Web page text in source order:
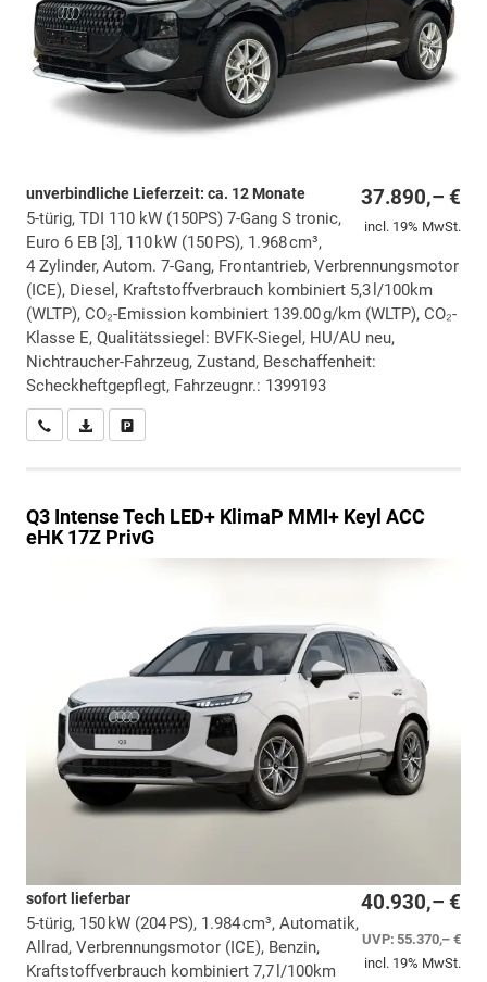
37.890,– €
incl. 19% MwSt.
unverbindliche Lieferzeit: ca. 12 Monate
5-türig, TDI 110 kW (150PS) 7-Gang S tronic,
Euro 6 EB [3], 110 kW (150 PS), 1.968 cm³,
4 Zylinder, Autom. 7-Gang, Frontantrieb, Verbrennungsmotor
(ICE), Diesel, Kraftstoffverbrauch kombiniert 5,3 l/100km
(WLTP), CO₂-Emission kombiniert 139.00 g/km (WLTP), CO₂-
Klasse E, Qualitätssiegel: BVFK-Siegel, HU/AU neu,
Nichtraucher-Fahrzeug, Zustand, Beschaffenheit:
Scheckheftgepflegt, Fahrzeugnr.: 1399193
Wir rufen Sie anPDF-Datei, Fahrzeugexposé drucken
Q3 Intense Tech LED+ KlimaP MMI+ Keyl ACC
eHK 17Z PrivG
40.930,– €
UVP:55.370,– €
incl. 19% MwSt.
sofort lieferbar
5-türig, 150 kW (204 PS), 1.984 cm³, Automatik,
Allrad, Verbrennungsmotor (ICE), Benzin,
Kraftstoffverbrauch kombiniert 7,7 l/100km